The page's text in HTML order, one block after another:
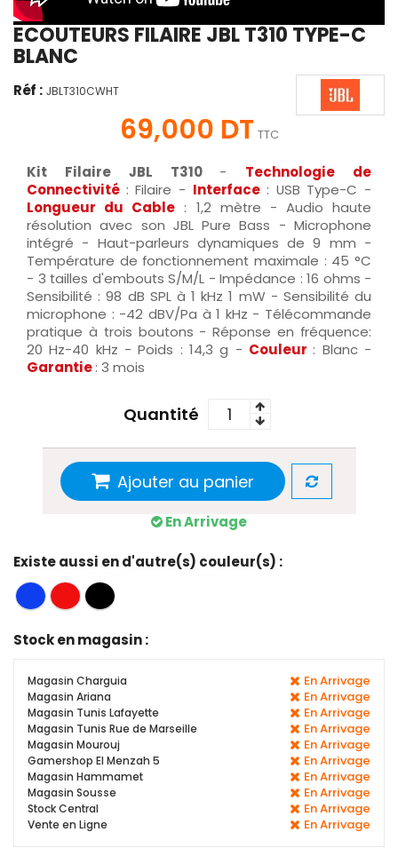
ECOUTEURS FILAIRE JBL T310 TYPE-C
BLANC
Réf : JBLT310CWHT
69,000 DT TTC
Kit Filaire JBL T310 - Technologie de
Connectivité : Filaire - Interface: USB Type-C -
Longueur du Cable : 1,2 mètre - Audio haute
résolution avec son JBL Pure Bass - Microphone
intégré - Haut-parleurs dynamiques de 9 mm -
Température de fonctionnement maximale : 45 °C
- 3 tailles d'embouts S/M/L - Impédance : 16 ohms -
Sensibilité : 98 dB SPL à 1 kHz 1 mW - Sensibilité du
microphone : -42 dBV/Pa à 1 kHz - Télécommande
pratique à trois boutons - Réponse en fréquence:
20 Hz-40 kHz - Poids : 14,3 g - Couleur : Blanc -
Garantie: 3 mois
Quantité
Ajouter au panier
En Arrivage
Existe aussi en d'autre(s) couleur(s) :
Stock en magasin :
Magasin Charguia En Arrivage
Magasin Ariana En Arrivage
Magasin Tunis Lafayette En Arrivage
Magasin Tunis Rue de Marseille En Arrivage
Magasin Mourouj En Arrivage
Gamershop El Menzah 5 En Arrivage
Magasin Hammamet En Arrivage
Magasin Sousse En Arrivage
Stock Central En Arrivage
Vente en Ligne En Arrivage